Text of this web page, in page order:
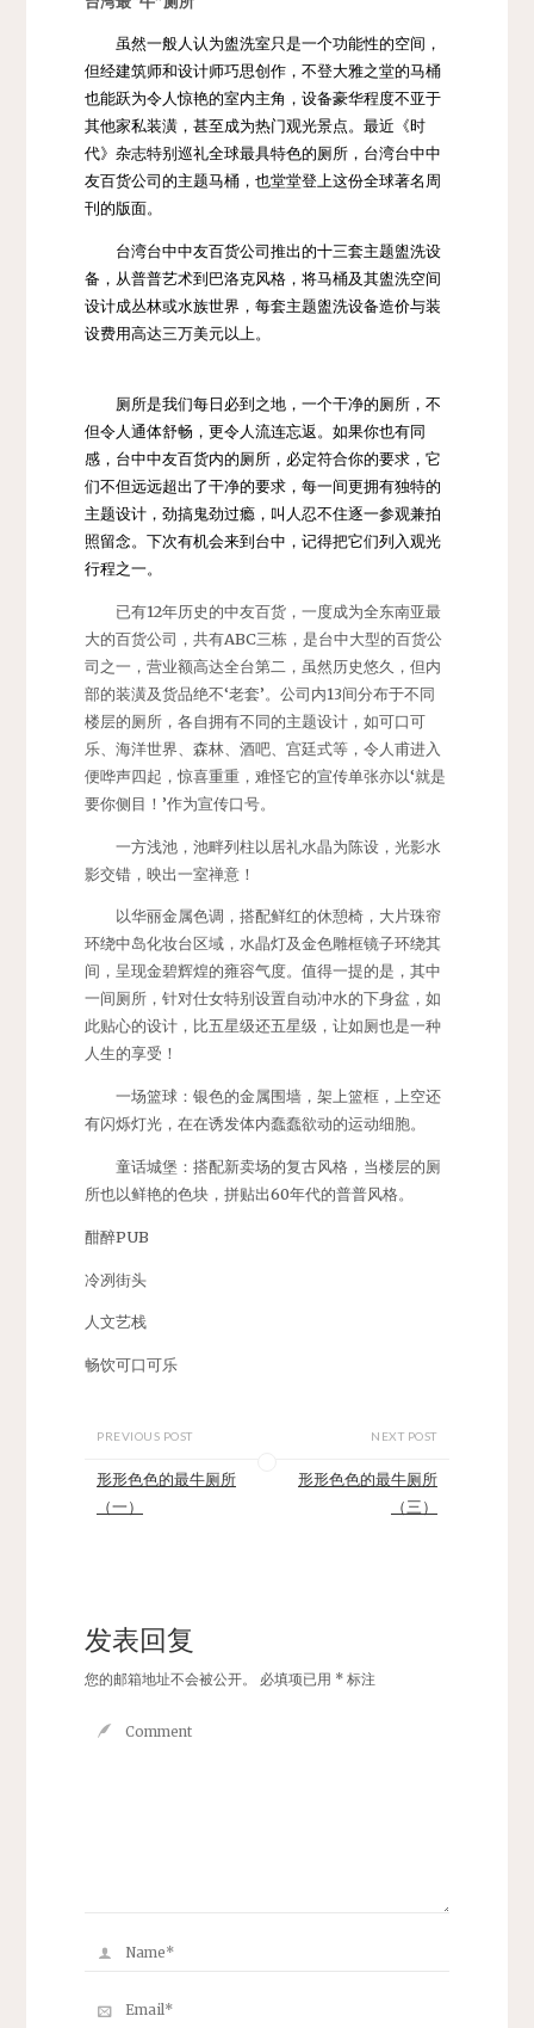
虽然一般人认为盥洗室只是一个功能性的空间，
但经建筑师和设计师巧思创作，不登大雅之堂的马桶
也能跃为令人惊艳的室内主角，设备豪华程度不亚于
其他家私装潢，甚至成为热门观光景点。最近《时
代》杂志特别巡礼全球最具特色的厕所，台湾台中中
友百货公司的主题马桶，也堂堂登上这份全球著名周
刊的版面。
台湾台中中友百货公司推出的十三套主题盥洗设
备，从普普艺术到巴洛克风格，将马桶及其盥洗空间
设计成丛林或水族世界，每套主题盥洗设备造价与装
设费用高达三万美元以上。
厕所是我们每日必到之地，一个干净的厕所，不
但令人通体舒畅，更令人流连忘返。如果你也有同
感，台中中友百货内的厕所，必定符合你的要求，它
们不但远远超出了干净的要求，每一间更拥有独特的
主题设计，劲搞鬼劲过瘾，叫人忍不住逐一参观兼拍
照留念。下次有机会来到台中，记得把它们列入观光
行程之一。
已有12年历史的中友百货，一度成为全东南亚最
大的百货公司，共有ABC三栋，是台中大型的百货公
司之一，营业额高达全台第二，虽然历史悠久，但内
部的装潢及货品绝不‘老套’。公司内13间分布于不同
楼层的厕所，各自拥有不同的主题设计，如可口可
乐、海洋世界、森林、酒吧、宫廷式等，令人甫进入
便哗声四起，惊喜重重，难怪它的宣传单张亦以‘就是
要你侧目！’作为宣传口号。
一方浅池，池畔列柱以居礼水晶为陈设，光影水
影交错，映出一室禅意！
以华丽金属色调，搭配鲜红的休憩椅，大片珠帘
环绕中岛化妆台区域，水晶灯及金色雕框镜子环绕其
间，呈现金碧辉煌的雍容气度。值得一提的是，其中
一间厕所，针对仕女特别设置自动冲水的下身盆，如
此贴心的设计，比五星级还五星级，让如厕也是一种
人生的享受！
一场篮球：银色的金属围墙，架上篮框，上空还
有闪烁灯光，在在诱发体内蠢蠢欲动的运动细胞。
童话城堡：搭配新卖场的复古风格，当楼层的厕
所也以鲜艳的色块，拼贴出60年代的普普风格。
酣醉PUB
冷冽街头
人文艺栈
畅饮可口可乐
PREVIOUS POST
形形色色的最牛厕所
（一）
NEXT POST
形形色色的最牛厕所
（三）
发表回复
您的邮箱地址不会被公开。 必填项已用 *标注